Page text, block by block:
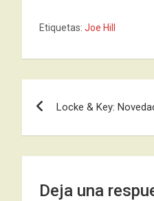
Etiquetas: Joe Hill
entradas
Locke & Key:
Deja una